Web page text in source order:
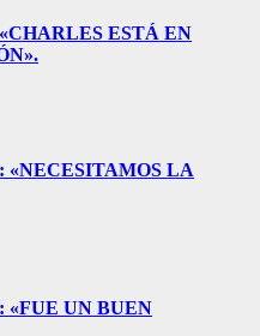
ESTÁ EN
«NECESITAMOS LA
«FUE UN BUEN